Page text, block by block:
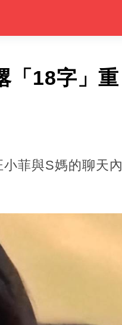
「18字」重
菲與S媽的聊天內